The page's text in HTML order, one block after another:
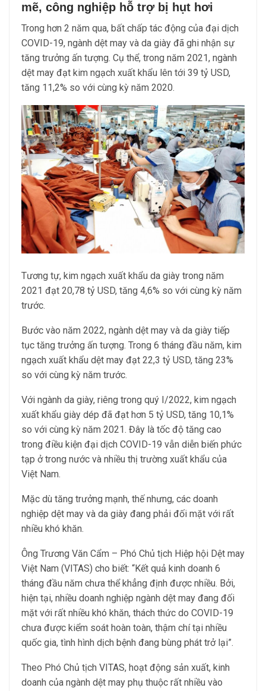
mẽ, công nghiệp hỗ trợ bị hụt hơi
Trong hơn 2 năm qua, bất chấp tác động của đại dịch
COVID-19, ngành dệt may và da giày đã ghi nhận sự
tăng trưởng ấn tượng. Cụ thể, trong năm 2021, ngành
dệt may đạt kim ngạch xuất khẩu lên tới 39 tỷ USD,
tăng 11,2% so với cùng kỳ năm 2020.
Tương tự, kim ngạch xuất khẩu da giày trong năm
2021 đạt 20,78 tỷ USD, tăng 4,6% so với cùng kỳ năm
trước.
Bước vào năm 2022, ngành dệt may và da giày tiếp
tục tăng trưởng ấn tượng. Trong 6 tháng đầu năm, kim
ngạch xuất khẩu dệt may đạt 22,3 tỷ USD, tăng 23%
so với cùng kỳ năm trước.
Với ngành da giày, riêng trong quý I/2022, kim ngạch
xuất khẩu giày dép đã đạt hơn 5 tỷ USD, tăng 10,1%
so với cùng kỳ năm 2021. Đây là tốc độ tăng cao
trong điều kiện đại dịch COVID-19 vẫn diễn biến phức
tạp ở trong nước và nhiều thị trường xuất khẩu của
Việt Nam.
Mặc dù tăng trưởng mạnh, thế nhưng, các doanh
nghiệp dệt may và da giày đang phải đối mặt với rất
nhiều khó khăn.
Ông Trương Văn Cẩm – Phó Chủ tịch Hiệp hội Dệt may
Việt Nam (VITAS) cho biết: “Kết quả kinh doanh 6
tháng đầu năm chưa thể khẳng định được nhiều. Bởi,
hiện tại, nhiều doanh nghiệp ngành dệt may đang đối
mặt với rất nhiều khó khăn, thách thức do COVID-19
chưa được kiểm soát hoàn toàn, thậm chí tại nhiều
quốc gia, tình hình dịch bệnh đang bùng phát trở lại”.
Theo Phó Chủ tịch VITAS, hoạt động sản xuất, kinh
doanh của ngành dệt may phụ thuộc rất nhiều vào